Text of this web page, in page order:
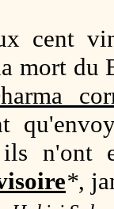
cent
mort du
ils n'ont
*,